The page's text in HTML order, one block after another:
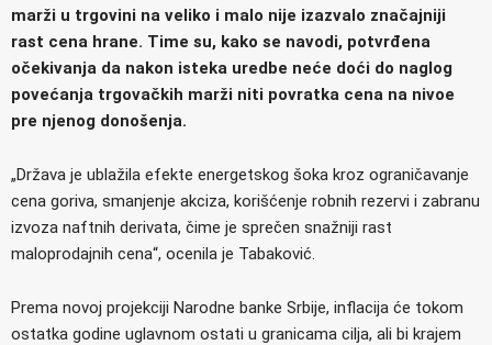
marži u trgovini na veliko i malo nije izazvalo značajniji
rast cena hrane. Time su, kako se navodi, potvrđena
očekivanja da nakon isteka uredbe neće doći do naglog
povećanja trgovačkih marži niti povratka cena na nivoe
pre njenog donošenja.
„Država je ublažila efekte energetskog šoka kroz ograničavanje
cena goriva, smanjenje akciza, korišćenje robnih rezervi i zabranu
izvoza naftnih derivata, čime je sprečen snažniji rast
maloprodajnih cena“, ocenila je Tabaković.
Prema novoj projekciji Narodne banke Srbije, inflacija će tokom
ostatka godine uglavnom ostati u granicama cilja, ali bi krajem